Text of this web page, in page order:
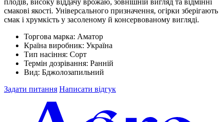
смакові якості. Універсального призначення, огірки зберігають
смак і хрумкість у засоленому й консервованому вигляді.
Торгова марка: Аматор
Країна виробник: Україна
Тип насіння: Сорт
Термін дозрівання: Ранній
Вид: Бджолозапильний
Задати питання Написати відгук